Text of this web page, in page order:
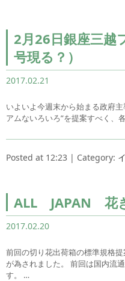
2月26日銀座三越
号現る？）
2017.02.21
いよいよ今週末から始まる政府
アムないろいろ”を提案すべく、
Posted at 12:23 | Category:
ALL JAPAN 花
2017.02.20
前回の切り花出荷箱の標準規格
が為されました。 前回は国内流
す。 …